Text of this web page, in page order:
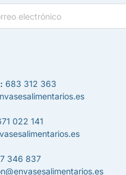
683 312 363
022 141
346 837